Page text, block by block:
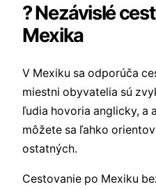
? Nezávislé
Mexika
V Mexiku sa odporúča
miestni obyvatelia sú
ľudia hovoria anglicky, a
môžete sa ľahko
ostatných.
Cestovanie po Mexiku